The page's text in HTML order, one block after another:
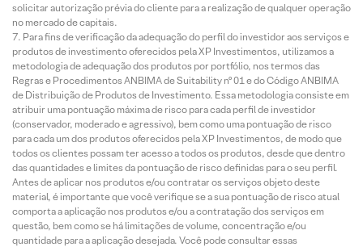
solicitar autorização prévia do cliente para a realização de qualquer operação
no mercado de capitais.
Para fins de verificação da adequação do perfil do investidor aos serviços e
produtos de investimento oferecidos pela XP Investimentos, utilizamos a
metodologia de adequação dos produtos por portfólio, nos termos das
Regras e Procedimentos ANBIMA de Suitability nº 01 e do Código ANBIMA
de Distribuição de Produtos de Investimento. Essa metodologia consiste em
atribuir uma pontuação máxima de risco para cada perfil de investidor
(conservador, moderado e agressivo), bem como uma pontuação de risco
para cada um dos produtos oferecidos pela XP Investimentos, de modo que
todos os clientes possam ter acesso a todos os produtos, desde que dentro
das quantidades e limites da pontuação de risco definidas para o seu perfil.
Antes de aplicar nos produtos e/ou contratar os serviços objeto deste
material, é importante que você verifique se a sua pontuação de risco atual
comporta a aplicação nos produtos e/ou a contratação dos serviços em
questão, bem como se há limitações de volume, concentração e/ou
quantidade para a aplicação desejada. Você pode consultar essas